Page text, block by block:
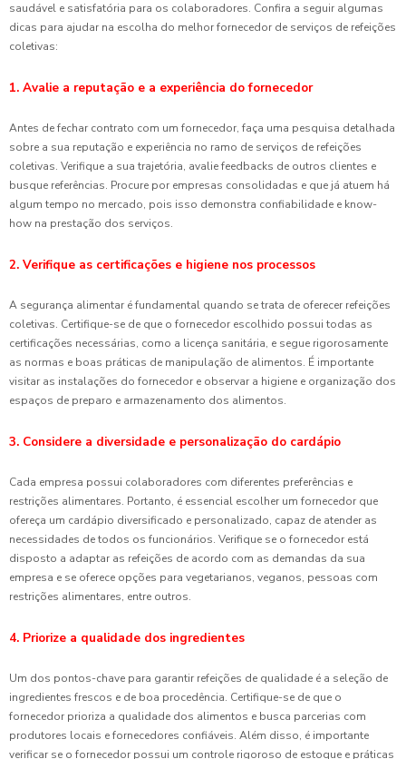
saudável e satisfatória para os colaboradores. Confira a seguir algumas
dicas para ajudar na escolha do melhor fornecedor de serviços de refeições
coletivas:
1. Avalie a reputação e a experiência do fornecedor
Antes de fechar contrato com um fornecedor, faça uma pesquisa detalhada
sobre a sua reputação e experiência no ramo de serviços de refeições
coletivas. Verifique a sua trajetória, avalie feedbacks de outros clientes e
busque referências. Procure por empresas consolidadas e que já atuem há
algum tempo no mercado, pois isso demonstra confiabilidade e know-
how na prestação dos serviços.
2. Verifique as certificações e higiene nos processos
A segurança alimentar é fundamental quando se trata de oferecer refeições
coletivas. Certifique-se de que o fornecedor escolhido possui todas as
certificações necessárias, como a licença sanitária, e segue rigorosamente
as normas e boas práticas de manipulação de alimentos. É importante
visitar as instalações do fornecedor e observar a higiene e organização dos
espaços de preparo e armazenamento dos alimentos.
3. Considere a diversidade e personalização do cardápio
Cada empresa possui colaboradores com diferentes preferências e
restrições alimentares. Portanto, é essencial escolher um fornecedor que
ofereça um cardápio diversificado e personalizado, capaz de atender as
necessidades de todos os funcionários. Verifique se o fornecedor está
disposto a adaptar as refeições de acordo com as demandas da sua
empresa e se oferece opções para vegetarianos, veganos, pessoas com
restrições alimentares, entre outros.
4. Priorize a qualidade dos ingredientes
Um dos pontos-chave para garantir refeições de qualidade é a seleção de
ingredientes frescos e de boa procedência. Certifique-se de que o
fornecedor prioriza a qualidade dos alimentos e busca parcerias com
produtores locais e fornecedores confiáveis. Além disso, é importante
verificar se o fornecedor possui um controle rigoroso de estoque e práticas